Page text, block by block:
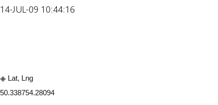
14-JUL-09 10:44:16
Lat, Lng
50.338754.28094